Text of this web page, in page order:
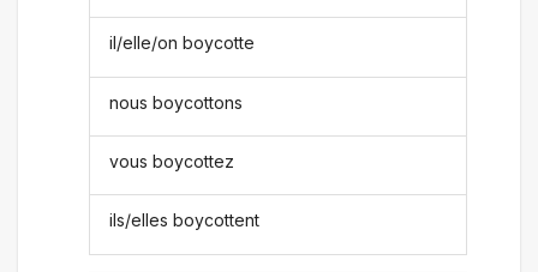
il/elle/on boycotte
nous boycottons
vous boycottez
ils/elles boycottent